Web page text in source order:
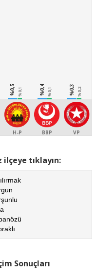
%0,5 %0,1
H-P
%0,4 %0,1
BBP
%0,3 %0,2
VP
tıklayın:
Sonuçları